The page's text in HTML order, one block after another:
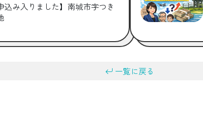
込み入りました】南城市字つき
一覧に戻る